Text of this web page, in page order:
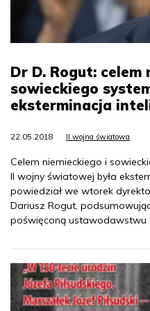
Dr D. Rogut: celem
sowieckiego
eksterminacja
22.05.2018 II wojna światowa
Celem niemieckiego i
II wojny światowej była
powiedział we wtorek
Dariusz Rogut,
poświęconą ustawodawstwu